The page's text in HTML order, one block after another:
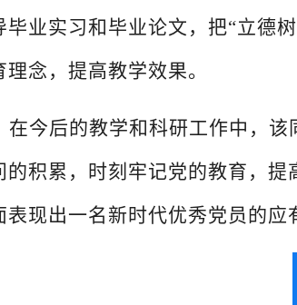
毕业实习和毕业论文，把“立德
理念，提高教学效果。
在今后的教学和科研工作中，
的积累，时刻牢记党的教育，
表现出一名新时代优秀党员的应